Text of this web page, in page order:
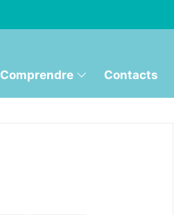
Comprendre Contacts